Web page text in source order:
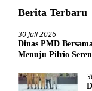
Berita Terbaru
30 Juli 2026
Dinas PMD
Menuju Pilrio